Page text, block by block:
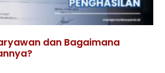
dan Bagaimana